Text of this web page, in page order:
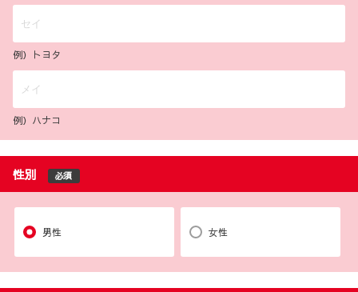
例）トヨタ
例）ハナコ
性別 必須
男性 女性